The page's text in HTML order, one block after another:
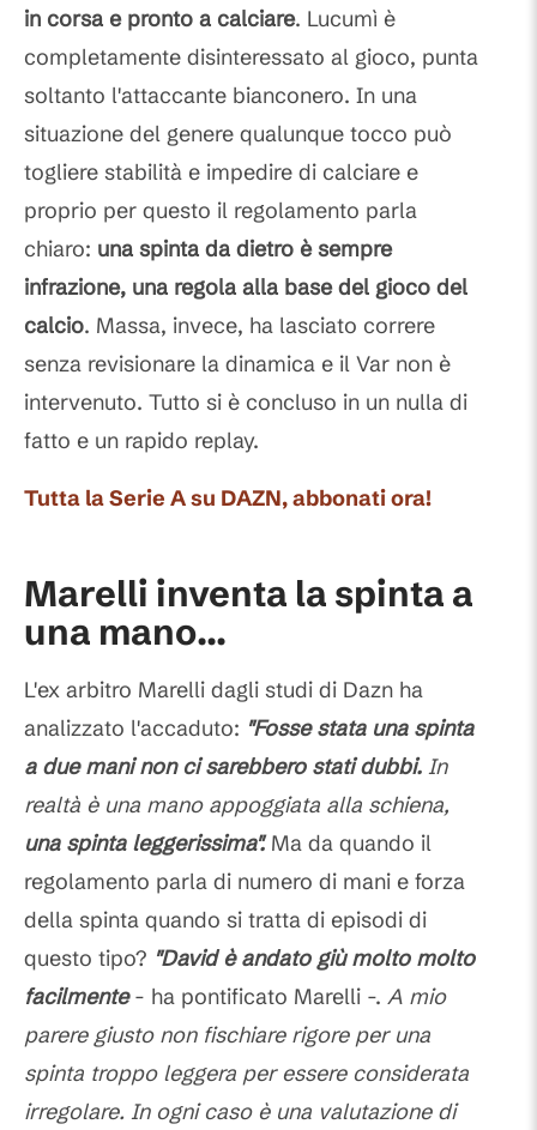
in corsa e pronto a calciare. Lucumì è
completamente disinteressato al gioco, punta
soltanto l'attaccante bianconero. In una
situazione del genere qualunque tocco può
togliere stabilità e impedire di calciare e
proprio per questo il regolamento parla
chiaro: una spinta da dietro è sempre
infrazione, una regola alla base del gioco del
calcio. Massa, invece, ha lasciato correre
senza revisionare la dinamica e il Var non è
intervenuto. Tutto si è concluso in un nulla di
fatto e un rapido replay.
Tutta la Serie A su DAZN, abbonati ora!
Marelli inventa la spinta a
una mano...
L'ex arbitro Marelli dagli studi di Dazn ha
analizzato l'accaduto: "Fosse stata una spinta
a due mani non ci sarebbero stati dubbi. In
realtà è una mano appoggiata alla schiena,
una spinta leggerissima".Ma da quando il
regolamento parla di numero di mani e forza
della spinta quando si tratta di episodi di
questo tipo? "David è andato giù molto molto
facilmente- ha pontificato Marelli -. A mio
parere giusto non fischiare rigore per una
spinta troppo leggera per essere considerata
irregolare. In ogni caso è una valutazione di